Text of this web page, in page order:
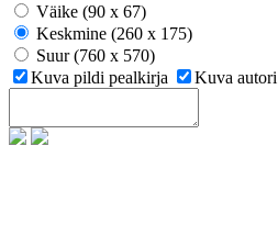
Väike (90 x 67)
Keskmine (260 x 175)
Suur (760 x 570)
Kuva pildi pealkirja
Kuva